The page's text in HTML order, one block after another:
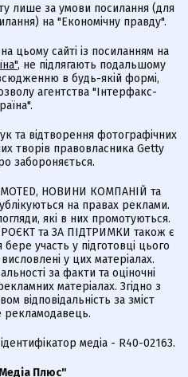
лише за умови посилання (для
на "Економічну правду".
цьому сайті із посиланням на
, не підлягають подальшому
в будь-якій формі,
агентства "Інтерфакс-
та відтворення фотографічних
творів правовласника Getty
забороняється.
НОВИНИ КОМПАНІЙ та
на правах реклами.
які в них промотуються.
та ЗА ПІДТРИМКИ також є
участь у підготовці цього
у цих матеріалах.
за факти та оціночні
матеріалах. Згідно з
відповідальність за зміст
рекламодавець.
медіа - R40-02163.
Плюс"